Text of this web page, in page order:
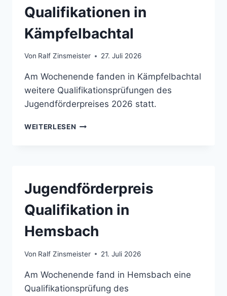
Qualifikationen in
Kämpfelbachtal
Von Ralf Zinsmeister 27. Juli 2026
Am Wochenende fanden in Kämpfelbachtal
weitere Qualifikationsprüfungen des
Jugendförderpreises 2026 statt.
WEITERLESEN JUGENDFÖRDERPREIS
Jugendförderpreis
Qualifikation in
Hemsbach
Von Ralf Zinsmeister 21. Juli 2026
Am Wochenende fand in Hemsbach eine
Qualifikationsprüfung des